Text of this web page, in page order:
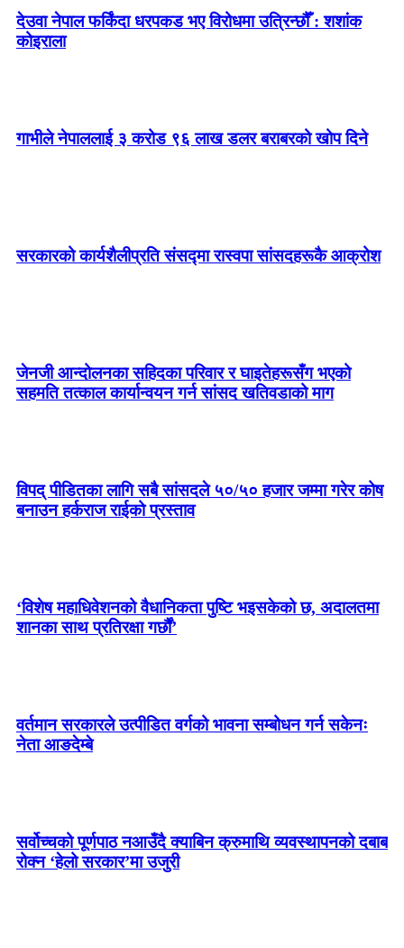
देउवा नेपाल फर्किंदा धरपकड भए विरोधमा उत्रिन्छौँ : शशांक
कोइराला
गाभीले नेपाललाई ३ करोड ९६ लाख डलर बराबरको खोप दिने
सरकारको कार्यशैलीप्रति संसद्‍मा रास्वपा सांसदहरूकै आक्रोश
जेनजी आन्दोलनका सहिदका परिवार र घाइतेहरूसँग भएको
सहमति तत्काल कार्यान्वयन गर्न सांसद खतिवडाको माग
विपद् पीडितका लागि सबै सांसदले ५०/५० हजार जम्मा गरेर कोष
बनाउन हर्कराज राईको प्रस्ताव
‘विशेष महाधिवेशनको वैधानिकता पुष्टि भइसकेको छ, अदालतमा
शानका साथ प्रतिरक्षा गर्छौं’
वर्तमान सरकारले उत्पीडित वर्गको भावना सम्बोधन गर्न सकेनः
नेता आङदेम्बे
सर्वोच्चको पूर्णपाठ नआउँदै क्याबिन क्रुमाथि व्यवस्थापनको दबाब
रोक्न ‘हेलो सरकार’मा उजुरी